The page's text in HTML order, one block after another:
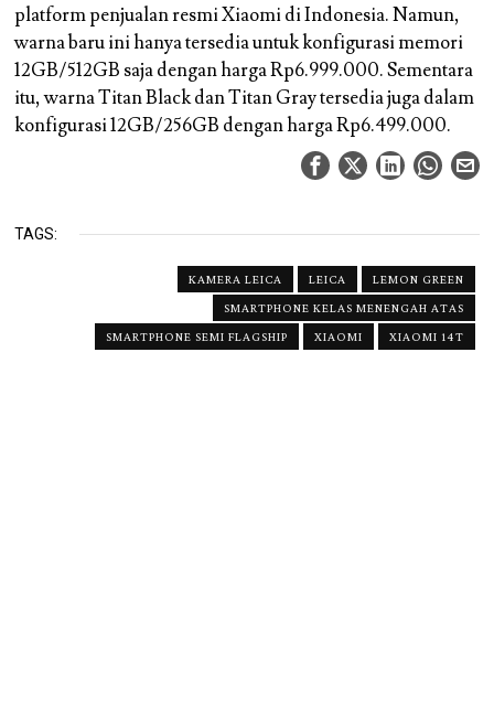
platform penjualan resmi Xiaomi di Indonesia. Namun,
warna baru ini hanya tersedia untuk konfigurasi memori
12GB/512GB saja dengan harga Rp6.999.000. Sementara
itu, warna Titan Black dan Titan Gray tersedia juga dalam
konfigurasi 12GB/256GB dengan harga Rp6.499.000.
TAGS:
KAMERA LEICA LEICA
LEMON GREEN
SMARTPHONE KELAS MENENGAH ATAS
SMARTPHONE SEMI FLAGSHIP
XIAOMI XIAOMI 14T